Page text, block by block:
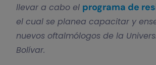
llevar a cabo el programa de
el cual se planea capacitar y
nuevos oftalmólogos de la
Bolívar.